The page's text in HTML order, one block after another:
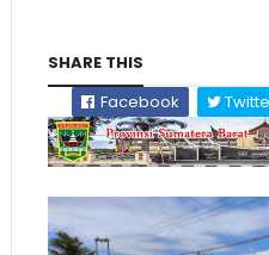
SHARE THIS
Facebook